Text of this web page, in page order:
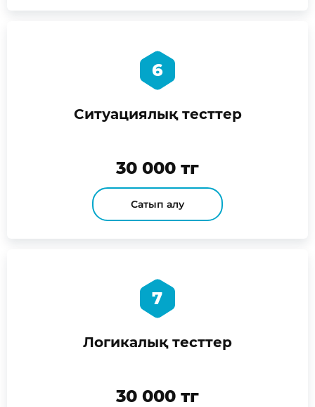
6
Ситуациялық тесттер
30 000 тг
Сатып алу
7
Логикалық тесттер
30 000 тг